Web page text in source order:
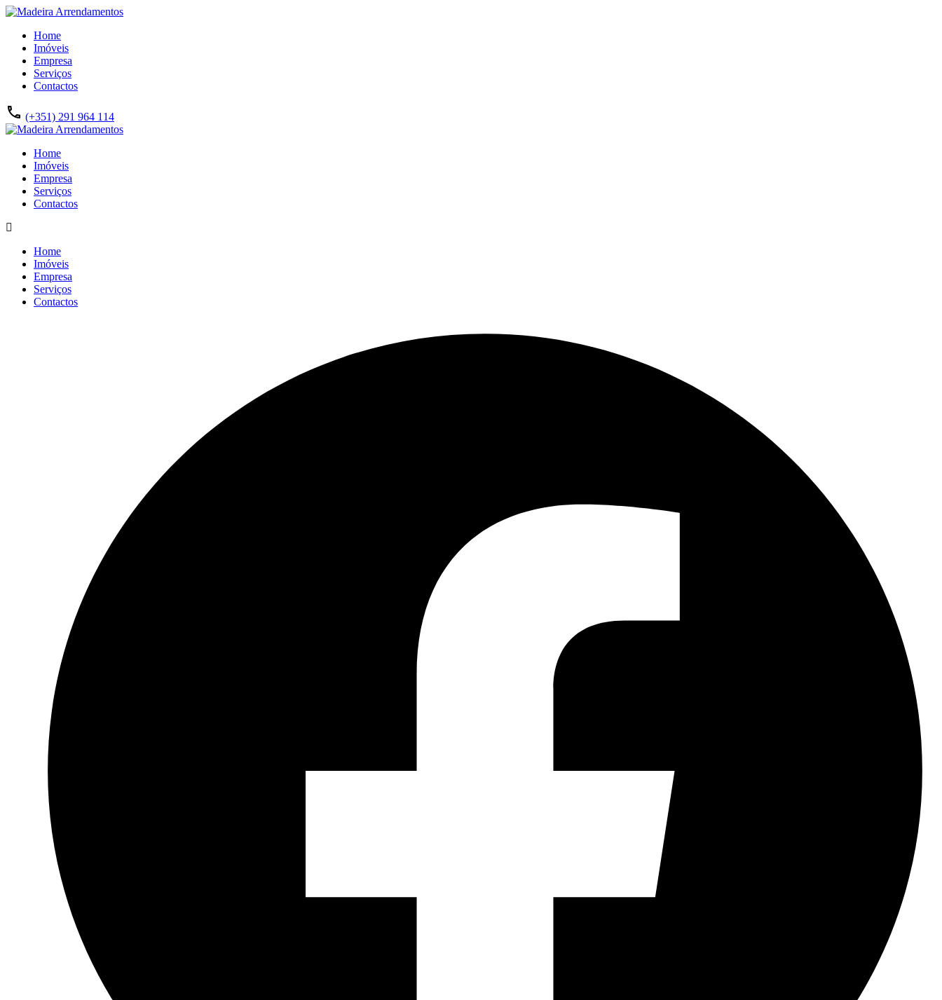
Home
Imóveis
Empresa
Serviços
Contactos
(+351) 291 964 114
Home
Imóveis
Empresa
Serviços
Contactos
Home
Imóveis
Empresa
Serviços
Contactos